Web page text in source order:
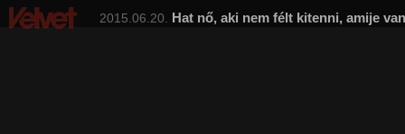
Hat nő, aki nem félt kitenni, amije van
2015.06.20.